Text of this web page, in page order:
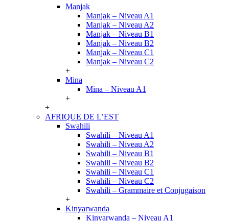
Manjak
Manjak – Niveau A1
Manjak – Niveau A2
Manjak – Niveau B1
Manjak – Niveau B2
Manjak – Niveau C1
Manjak – Niveau C2
+
Mina
Mina – Niveau A1
+
+
AFRIQUE DE L’EST
Swahili
Swahili – Niveau A1
Swahili – Niveau A2
Swahili – Niveau B1
Swahili – Niveau B2
Swahili – Niveau C1
Swahili – Niveau C2
Swahili – Grammaire et Conjugaison
+
Kinyarwanda
Kinyarwanda – Niveau A1